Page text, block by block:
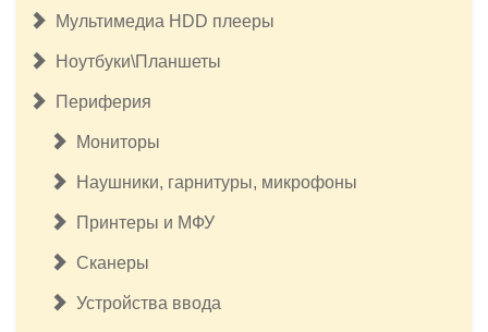
Мультимедиа HDD плееры
Ноутбуки\Планшеты
Периферия
Мониторы
Наушники, гарнитуры, микрофоны
Принтеры и МФУ
Сканеры
Устройства ввода